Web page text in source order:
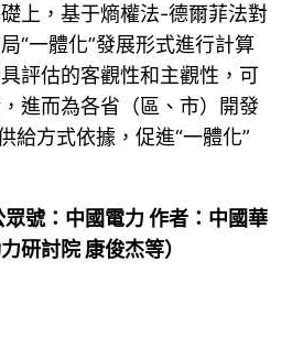
上，基于熵權法-德爾菲法對
“一體化”發展形式進行計算
評估的客觀性和主觀性，可
進而為各省（區、市）開發
給方式依據，促進“一體化”
眾號：中國電力 作者：中國華
研討院 康俊杰等）